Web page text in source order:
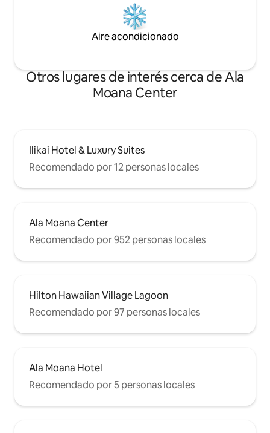
Aire acondicionado
Otros lugares de interés cerca de Ala
Moana Center
Ilikai Hotel & Luxury Suites
Recomendado por 12 personas locales
Ala Moana Center
Recomendado por 952 personas locales
Hilton Hawaiian Village Lagoon
Recomendado por 97 personas locales
Ala Moana Hotel
Recomendado por 5 personas locales